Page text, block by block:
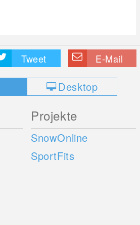
Tweet E-Mail
Desktop
Projekte
SnowOnline
SportFits